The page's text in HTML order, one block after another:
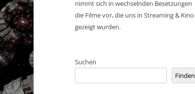
nimmt sich in wechselnden Besetzungen
die Filme vor, die uns in Streaming & Kino
gezeigt wurden.
Suchen
Finden